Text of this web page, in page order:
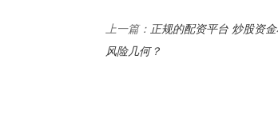
上一篇： 正规的配资平台 炒股资
风险几何？